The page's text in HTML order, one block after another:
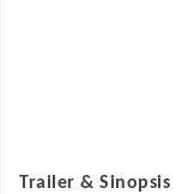
Trailer & Sinopsis